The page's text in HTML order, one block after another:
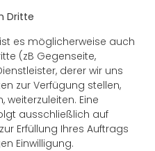
Dritte
es möglicherweise auch
(zB Gegenseite,
derer wir uns
zur Verfügung stellen,
Eine
ausschließlich auf
Erfüllung Ihres Auftrags
Einwilligung.